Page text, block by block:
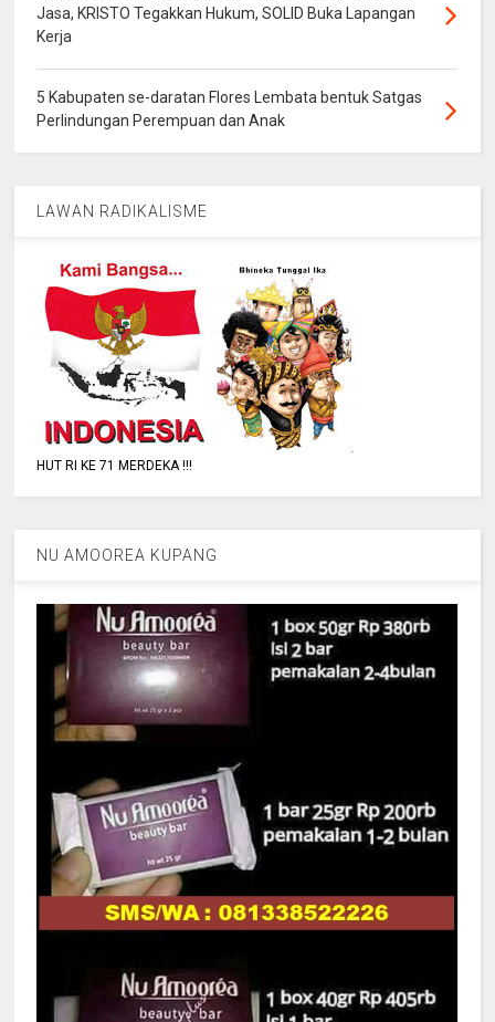
Jasa, KRISTO Tegakkan Hukum, SOLID Buka Lapangan
Kerja
5 Kabupaten se-daratan Flores Lembata bentuk Satgas
Perlindungan Perempuan dan Anak
LAWAN RADIKALISME
HUT RI KE 71 MERDEKA !!!
NU AMOOREA KUPANG